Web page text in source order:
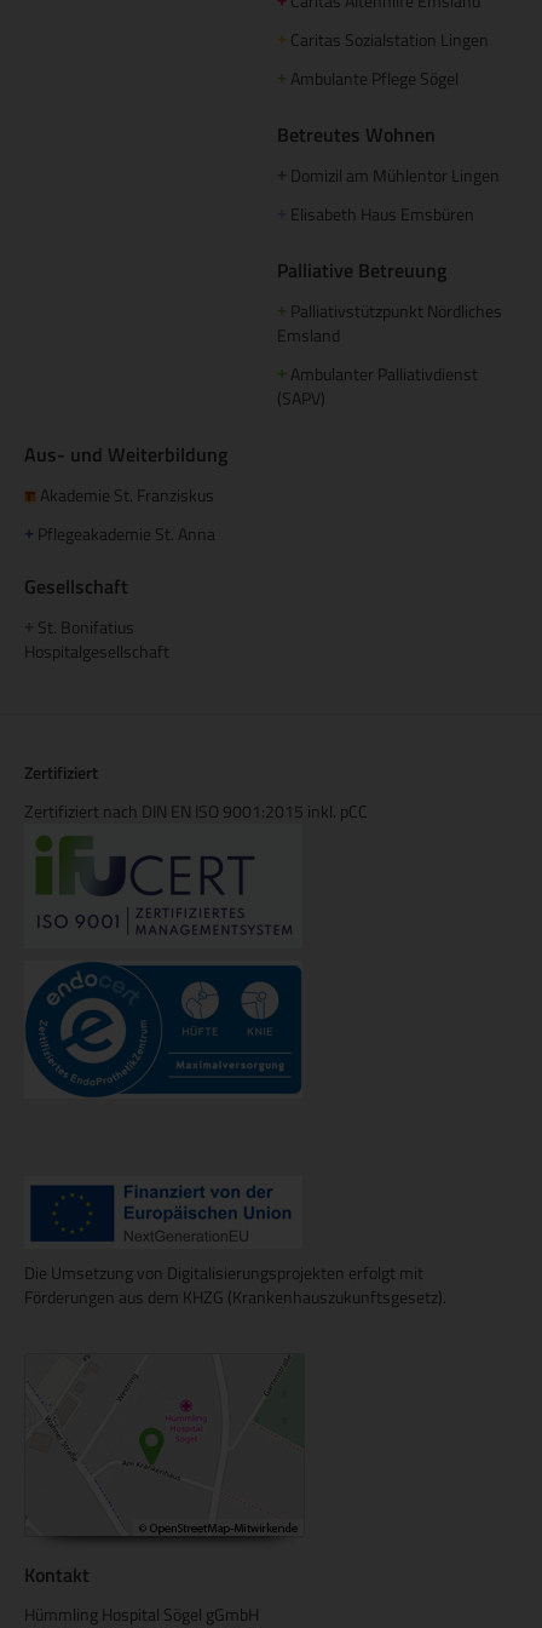
+ Caritas Sozialstation Lingen
+ Ambulante Pflege Sögel
Betreutes Wohnen
Domizil am Mühlentor Lingen
Elisabeth Haus Emsbüren
Palliative Betreuung
+ Palliativstützpunkt Nördliches
Emsland
+ Ambulanter Palliativdienst
(SAPV)
Aus- und Weiterbildung
Akademie St. Franziskus
+ Pflegeakademie St. Anna
Gesellschaft
St. Bonifatius
Hospitalgesellschaft
Zertifiziert
Zertifiziert nach DIN EN ISO 9001:2015 inkl. pCC
Die Umsetzung von Digitalisierungsprojekten erfolgt mit
Förderungen aus dem KHZG (Krankenhauszukunftsgesetz).
Kontakt
Hümmling Hospital Sögel gGmbH